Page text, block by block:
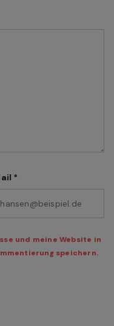
*
und meine Website in
speichern.